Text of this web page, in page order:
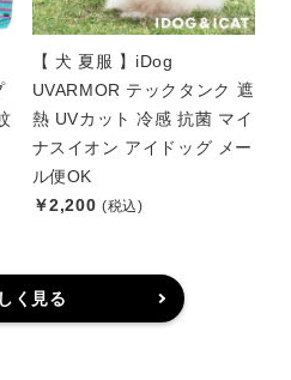
【 犬 夏服 】iDog
UVARMOR テックタンク 遮
熱 UVカット 冷感 抗菌 マイ
ナスイオン アイドッグ メー
ル便OK
￥2,200 (税込)
く見る